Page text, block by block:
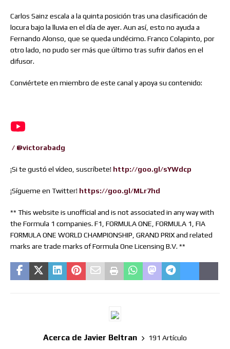
Carlos Sainz escala a la quinta posición tras una clasificación de
locura bajo la lluvia en el día de ayer. Aun así, esto no ayuda a
Fernando Alonso, que se queda undécimo. Franco Colapinto, por
otro lado, no pudo ser más que último tras sufrir daños en el
difusor.
Conviértete en miembro de este canal y apoya su contenido:
/ @victorabadg
¡Si te gustó el vídeo, suscríbete! http://goo.gl/sYWdcp
¡Sígueme en Twitter! https://goo.gl/MLr7hd
** This website is unofficial and is not associated in any way with
the Formula 1 companies. F1, FORMULA ONE, FORMULA 1, FIA
FORMULA ONE WORLD CHAMPIONSHIP, GRAND PRIX and related
marks are trade marks of Formula One Licensing B.V. **
Acerca de Javier Beltran 191 Artículo